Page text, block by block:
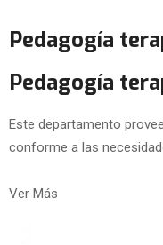
Pedagogía
Pedagogía
Este departamento
conforme a las
Ver Más